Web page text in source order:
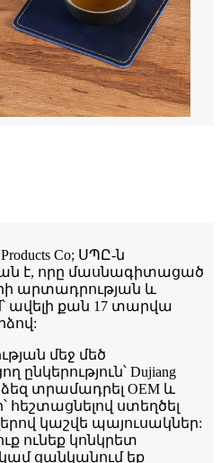
Products Co; ՍՊԸ-ն
է, որը մասնագիտացած
արտադրության և
ավելի քան 17 տարվա
մեջ մեծ
ընկերություն՝ Dujiang
ձեզ տրամադրել OEM և
հեշտացնելով ստեղծել
կաշվե պայուսակներ:
ունեք կոնկրետ
ցանկանում եք